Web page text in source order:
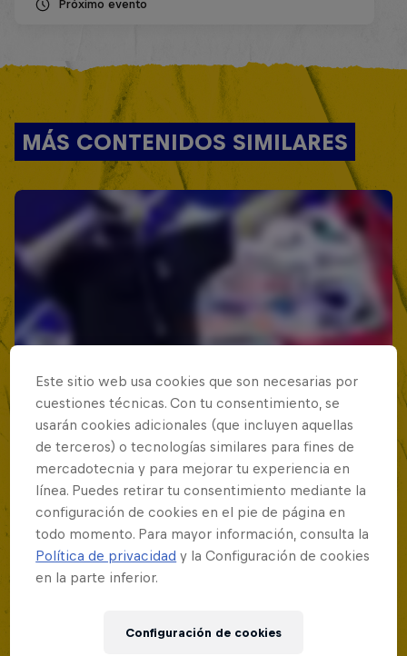
Próximo evento
MÁS CONTENIDOS SIMILARES
Este sitio web usa cookies que son necesarias por
cuestiones técnicas. Con tu consentimiento, se
usarán cookies adicionales (que incluyen aquellas
de terceros) o tecnologías similares para fines de
mercadotecnia y para mejorar tu experiencia en
línea. Puedes retirar tu consentimiento mediante la
configuración de cookies en el pie de página en
todo momento. Para mayor información, consulta la
Política de privacidad y la Configuración de cookies
en la parte inferior.
Configuración de cookies